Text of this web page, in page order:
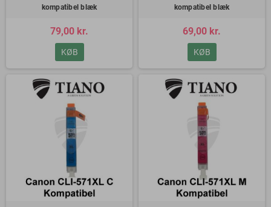
kompatibel blæk
79,00 kr.
KØB
kompatibel blæk
69,00 kr.
KØB